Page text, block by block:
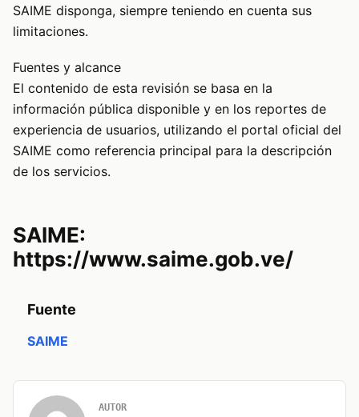
SAIME disponga, siempre teniendo en cuenta sus
limitaciones.
Fuentes y alcance
El contenido de esta revisión se basa en la
información pública disponible y en los reportes de
experiencia de usuarios, utilizando el portal oficial del
SAIME como referencia principal para la descripción
de los servicios.
SAIME:
https://www.saime.gob.ve/
Fuente
SAIME
AUTOR